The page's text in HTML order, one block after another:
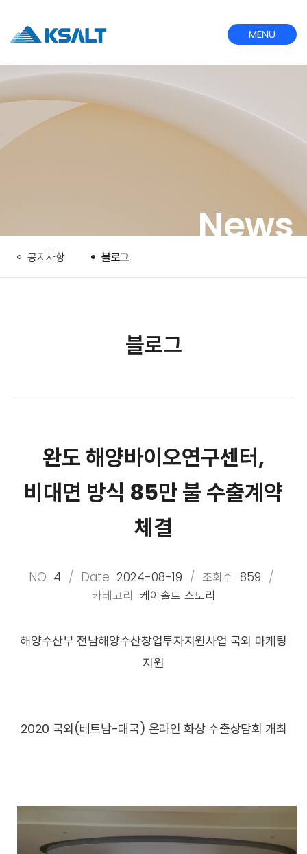
MENU
News
공지사항 블로그
블로그
완도 해양바이오연구센터,
비대면 방식 85만 불 수출계약
체결
NO 4 Date 2024-08-19 조회수 859
카테고리 케이솔트 스토리
해양수산부 전남해양수산창업투자지원사업 국외 마케팅
지원
2020 국외(베트남-태국) 온라인 화상 수출상담회 개최